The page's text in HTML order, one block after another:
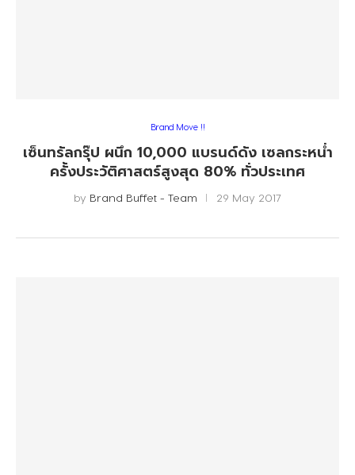
Brand Move !!
เซ็นทรัลกรุ๊ป ผนึก 10,000 แบรนด์ดัง เซลกระหน่ำ
ครั้งประวัติศาสตร์สูงสุด 80% ทั่วประเทศ
by Brand Buffet - Team 29 May 2017